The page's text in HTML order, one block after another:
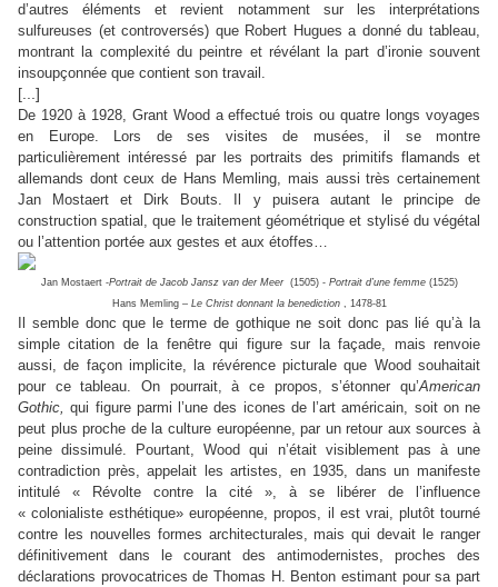
d’autres éléments et revient notamment sur les interprétations
sulfureuses (et controversés) que Robert Hugues a donné du tableau,
montrant la complexité du peintre et révélant la part d’ironie souvent
insoupçonnée que contient son travail.
[...]
De 1920 à 1928, Grant Wood a effectué trois ou quatre longs voyages
en Europe. Lors de ses visites de musées, il se montre
particulièrement intéressé par les portraits des primitifs flamands et
allemands dont ceux de Hans Memling, mais aussi très certainement
Jan Mostaert et Dirk Bouts. Il y puisera autant le principe de
construction spatial, que le traitement géométrique et stylisé du végétal
ou l’attention portée aux gestes et aux étoffes…
Jan Mostaert -Portrait de Jacob Jansz van der Meer(1505) - Portrait d’une femme(1525)
Hans Memling – Le Christ donnant la benediction, 1478-81
Il semble donc que le terme de gothique ne soit donc pas lié qu’à la
simple citation de la fenêtre qui figure sur la façade, mais renvoie
aussi, de façon implicite, la révérence picturale que Wood souhaitait
pour ce tableau. On pourrait, à ce propos, s’étonner qu’American
Gothic, qui figure parmi l’une des icones de l’art américain, soit on ne
peut plus proche de la culture européenne, par un retour aux sources à
peine dissimulé.
Pourtant, Wood qui n’était visiblement pas à une
contradiction près, appelait les artistes, en 1935, dans un manifeste
intitulé « Révolte contre la cité », à se libérer de l’influence
« colonialiste esthétique» européenne, propos, il est vrai, plutôt tourné
contre les nouvelles formes architecturales, mais qui devait le ranger
définitivement dans le courant des antimodernistes, proches des
déclarations provocatrices de Thomas H. Benton estimant pour sa part